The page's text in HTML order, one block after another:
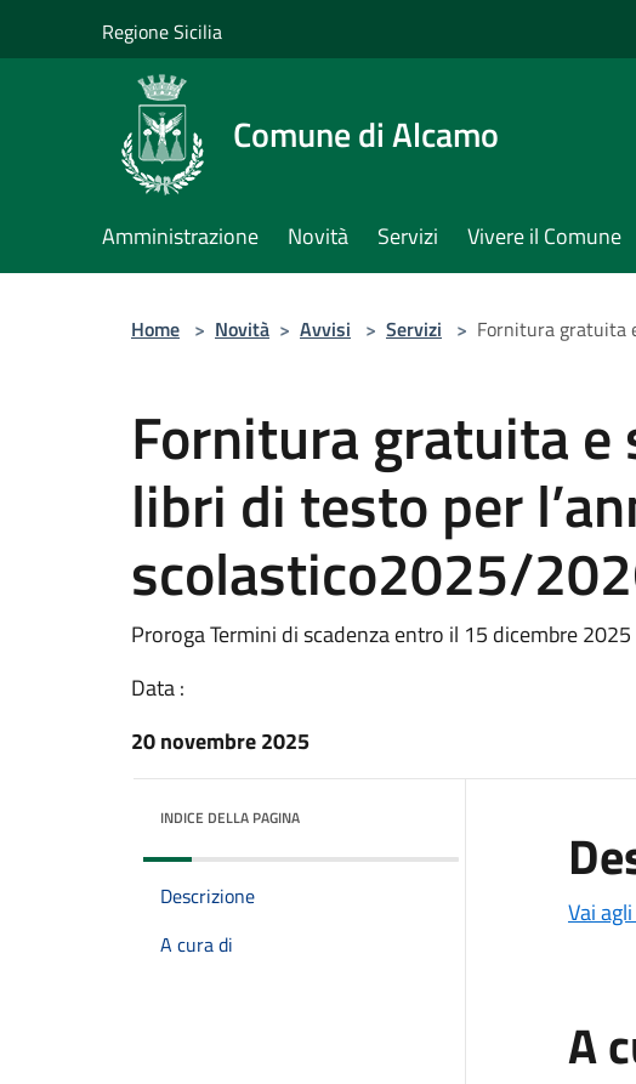
Regione Sicilia
Comune di Alcamo
Amministrazione Novità Servizi Vivere il Comune
Home > Novità > Avvisi > Servizi > Fornitura gratuita
Fornitura gratuita
libri di testo per
scolastico2025/
Proroga Termini di scadenza entro il 15 dicembre
Data :
20 novembre 2025
INDICE DELLA PAGINA
Descrizione
A cura di
Vai
A